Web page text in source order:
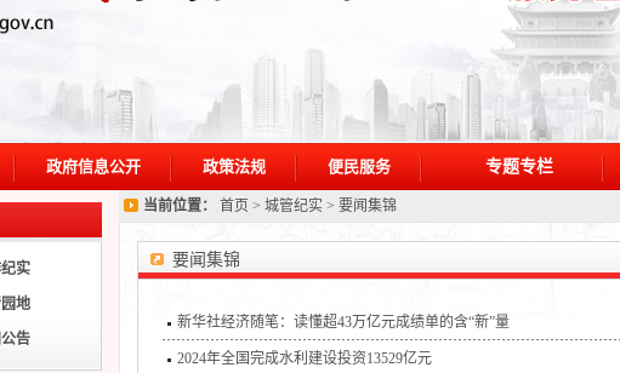
政府信息公开 政策法规 便民服务 专题专栏
当前位置： 首页 > 城管纪实 > 要闻集锦
要闻集锦
新华社经济随笔：读懂超43万亿元成绩单的含“新”量
2024年全国完成水利建设投资13529亿元
实
地
告